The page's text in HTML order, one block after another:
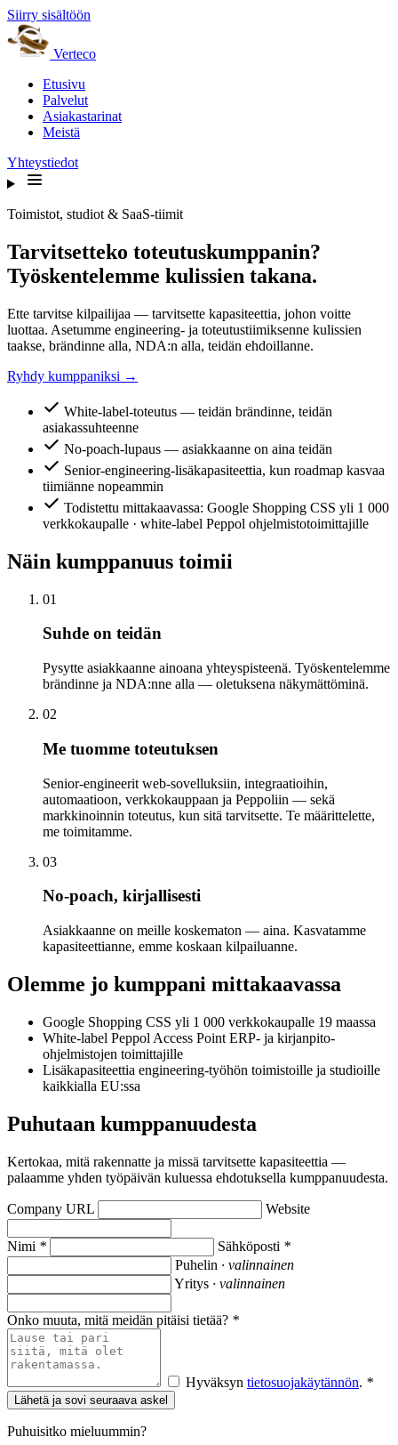
Siirry sisältöön
Verteco
Etusivu
Palvelut
Asiakastarinat
Meistä
Yhteystiedot
Toimistot, studiot & SaaS-tiimit
Tarvitsetteko toteutuskumppanin?
Työskentelemme kulissien takana.
Ette tarvitse kilpailijaa — tarvitsette kapasiteettia, johon voitte
luottaa. Asetumme engineering- ja toteutustiimiksenne kulissien
taakse, brändinne alla, NDA:n alla, teidän ehdoillanne.
Ryhdy kumppaniksi →
White-label-toteutus — teidän brändinne, teidän
asiakassuhteenne
No-poach-lupaus — asiakkaanne on aina teidän
Senior-engineering-lisäkapasiteettia, kun roadmap kasvaa
tiimiänne nopeammin
Todistettu mittakaavassa: Google Shopping CSS yli 1 000
verkkokaupalle · white-label Peppol ohjelmistotoimittajille
Näin kumppanuus toimii
01
Suhde on teidän
Pysytte asiakkaanne ainoana yhteyspisteenä. Työskentelemme
brändinne ja NDA:nne alla — oletuksena näkymättöminä.
02
Me tuomme toteutuksen
Senior-engineerit web-sovelluksiin, integraatioihin,
automaatioon, verkkokauppaan ja Peppoliin — sekä
markkinoinnin toteutus, kun sitä tarvitsette. Te määrittelette,
me toimitamme.
03
No-poach, kirjallisesti
Asiakkaanne on meille koskematon — aina. Kasvatamme
kapasiteettianne, emme koskaan kilpailuanne.
Olemme jo kumppani mittakaavassa
Google Shopping CSS yli 1 000 verkkokaupalle 19 maassa
White-label Peppol Access Point ERP- ja kirjanpito-
ohjelmistojen toimittajille
Lisäkapasiteettia engineering-työhön toimistoille ja studioille
kaikkialla EU:ssa
Puhutaan kumppanuudesta
Kertokaa, mitä rakennatte ja missä tarvitsette kapasiteettia —
palaamme yhden työpäivän kuluessa ehdotuksella kumppanuudesta.
Company URL Website
Nimi * Sähköposti *
Puhelin · valinnainen
Yritys · valinnainen
Onko muuta, mitä meidän pitäisi tietää? *
Hyväksyn tietosuojakäytännön. *
Lähetä ja sovi seuraava askel
Puhuisitko mieluummin?